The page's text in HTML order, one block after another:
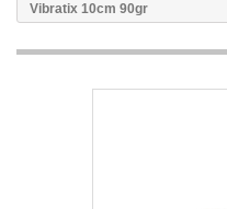
Vibratix 10cm 90gr